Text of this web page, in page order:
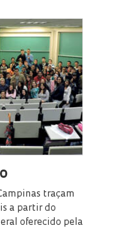
traçam
a partir do
oferecido pela